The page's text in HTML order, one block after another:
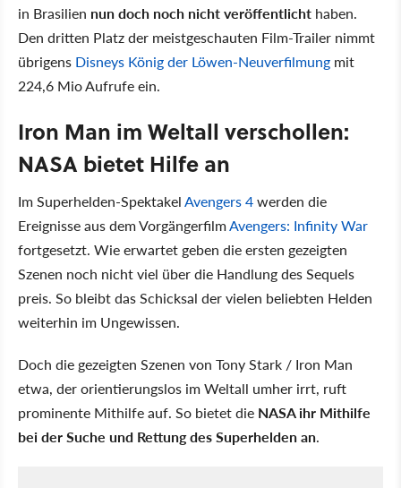
in Brasilien nun doch noch nicht veröffentlicht haben.
Den dritten Platz der meistgeschauten Film-Trailer nimmt
übrigens Disneys König der Löwen-Neuverfilmung mit
224,6 Mio Aufrufe ein.
Iron Man im Weltall verschollen:
NASA bietet Hilfe an
Im Superhelden-SpektakelAvengers 4werden die
Ereignisse aus dem VorgängerfilmAvengers: Infinity War
fortgesetzt. Wie erwartet geben die ersten gezeigten
Szenen noch nicht viel über die Handlung des Sequels
preis. So bleibt das Schicksal der vielen beliebten Helden
weiterhin im Ungewissen.
Doch die gezeigten Szenen von Tony Stark / Iron Man
etwa, der orientierungslos im Weltall umher irrt, ruft
prominente Mithilfe auf. So bietet die NASA ihr Mithilfe
bei der Suche und Rettung des Superhelden an.